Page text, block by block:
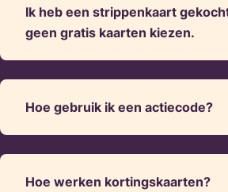
Ik heb een strippenkaart
geen gratis kaarten kiezen.
Hoe gebruik ik een actiecode?
Hoe werken kortingskaarten?